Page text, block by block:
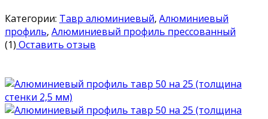
Категории: Тавр алюминиевый, Алюминиевый
профиль, Алюминиевый профиль прессованный
(1) Оставить отзыв